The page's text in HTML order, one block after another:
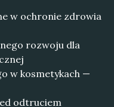
w ochronie zdrowia
rozwoju dla
w kosmetykach —
odtruciem